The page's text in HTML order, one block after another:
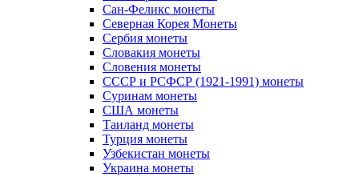
Сан-Феликс монеты
Северная Корея Монеты
Сербия монеты
Словакия монеты
Словения монеты
СССР и РСФСР (1921-1991) монеты
Суринам монеты
США монеты
Таиланд монеты
Турция монеты
Узбекистан монеты
Украина монеты